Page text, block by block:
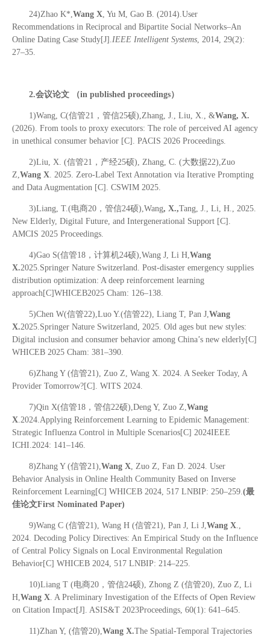
24)Zhao K*,Wang X, Yu M, Gao B. (2014).User
Recommendations in Reciprocal and Bipartite Social Networks–An
Online Dating Case Study[J].IEEE Intelligent Systems, 2014, 29(2):
27–35.
2.会议论文 （in published proceedings）
1)Wang, C(信管21，管信25硕),Zhang, J., Liu, X., &Wang, X.
(2026). From tools to proxy executors: The role of perceived AI agency
in unethical consumer behavior [C]. PACIS 2026 Proceedings.
2)Liu, X. (信管21，产经25硕), Zhang, C. (大数据22),Zuo
Z,Wang X. 2025. Zero-Label Text Annotation via Iterative Prompting
and Data Augmentation [C]. CSWIM 2025.
3)Liang, T.(电商20，管信24硕),Wang, X.,Tang, J., Li, H., 2025.
New Elderly, Digital Future, and Intergenerational Support [C].
AMCIS 2025 Proceedings.
4)Gao S(信管18，计算机24硕),Wang J, Li H,Wang
X.2025.Springer Nature Switzerland. Post-disaster emergency supplies
distribution optimization: A deep reinforcement learning
approach[C]WHICEB2025 Cham: 126–138.
5)Chen W(信管22),Luo Y.(信管22), Liang T, Pan J,Wang
X.2025.Springer Nature Switzerland, 2025. Old ages but new styles:
Digital inclusion and consumer behavior among China’s new elderly[C]
WHICEB 2025 Cham: 381–390.
6)Zhang Y (信管21), Zuo Z, Wang X. 2024. A Seeker Today, A
Provider Tomorrow?[C]. WITS 2024.
7)Qin X(信管18，管信22硕),Deng Y, Zuo Z,Wang
X.2024.Applying Reinforcement Learning to Epidemic Management:
Strategic Influenza Control in Multiple Scenarios[C] 2024IEEE
ICHI.2024: 141–146.
8)Zhang Y (信管21),Wang X, Zuo Z, Fan D. 2024. User
Behavior Analysis in Online Health Community Based on Inverse
Reinforcement Learning[C] WHICEB 2024, 517 LNBIP: 250–259.(最
佳论文First Nominated Paper)
9)Wang C (信管21), Wang H (信管21), Pan J, Li J,Wang X.,
2024. Decoding Policy Directives: An Empirical Study on the Influence
of Central Policy Signals on Local Environmental Regulation
Behavior[C] WHICEB 2024, 517 LNBIP: 214–225.
10)Liang T (电商20，管信24硕), Zhong Z (信管20), Zuo Z, Li
H,Wang X. A Preliminary Investigation of the Effects of Open Review
on Citation Impact[J]. ASIS&T 2023Proceedings, 60(1): 641–645.
11)Zhan Y, (信管20),Wang X.The Spatial-Temporal Trajectories